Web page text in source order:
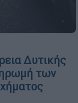
Δυτικής
των